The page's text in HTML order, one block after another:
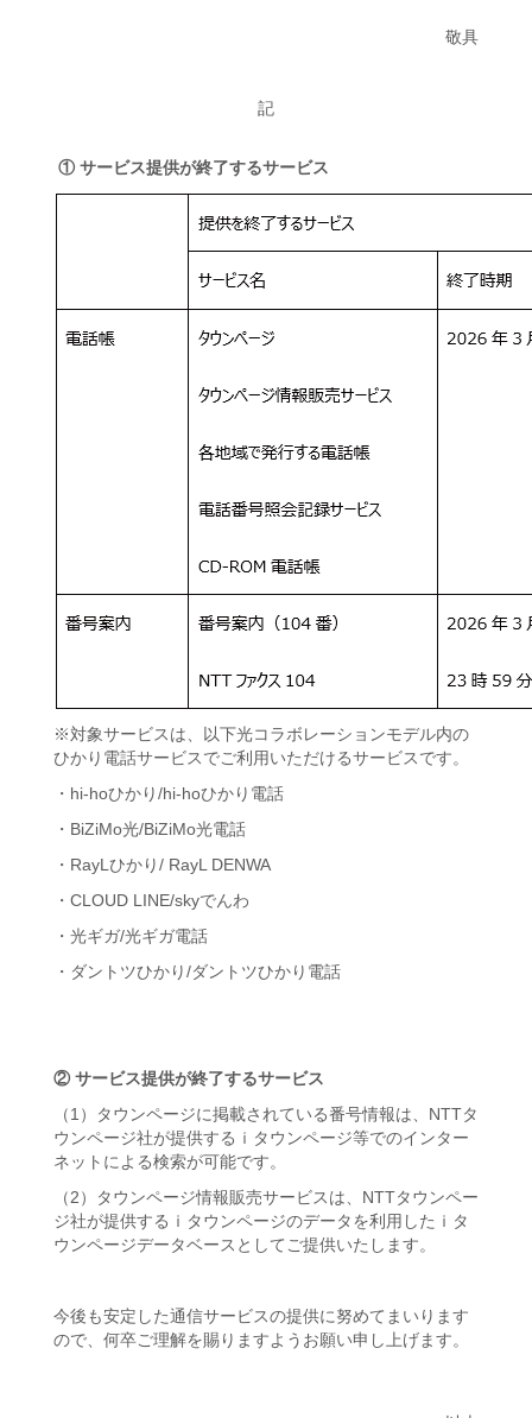
敬具
記
① サービス提供が終了するサービス
※対象サービスは、以下光コラボレーションモデル内の
ひかり電話サービスでご利用いただけるサービスです。
・hi-hoひかり/hi-hoひかり電話
・BiZiMo光/BiZiMo光電話
・RayLひかり/ RayL DENWA
・CLOUD LINE/skyでんわ
・光ギガ/光ギガ電話
・ダントツひかり/ダントツひかり電話
② サービス提供が終了するサービス
（1）タウンページに掲載されている番号情報は、NTTタ
ウンページ社が提供するｉタウンページ等でのインター
ネットによる検索が可能です。
（2）タウンページ情報販売サービスは、NTTタウンペー
ジ社が提供するｉタウンページのデータを利用したｉタ
ウンページデータベースとしてご提供いたします。
今後も安定した通信サービスの提供に努めてまいります
ので、何卒ご理解を賜りますようお願い申し上げます。